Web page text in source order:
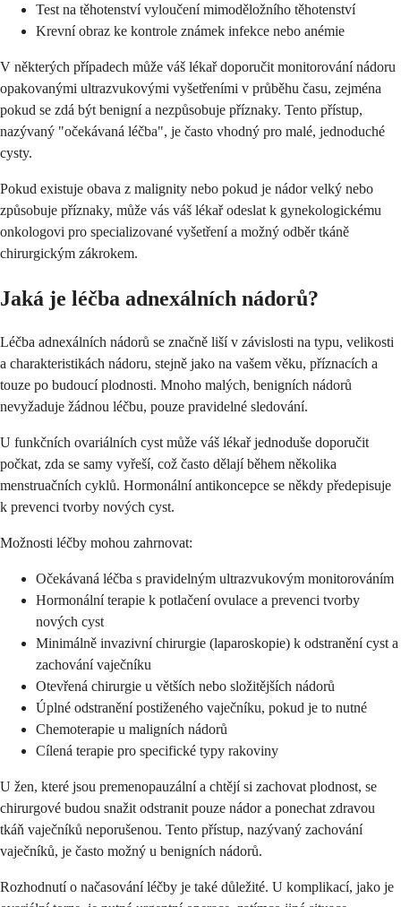
Test na těhotenství vyloučení mimoděložního těhotenství
Krevní obraz ke kontrole známek infekce nebo anémie
V některých případech může váš lékař doporučit monitorování nádoru
opakovanými ultrazvukovými vyšetřeními v průběhu času, zejména
pokud se zdá být benigní a nezpůsobuje příznaky. Tento přístup,
nazývaný "očekávaná léčba", je často vhodný pro malé, jednoduché
cysty.
Pokud existuje obava z malignity nebo pokud je nádor velký nebo
způsobuje příznaky, může vás váš lékař odeslat k gynekologickému
onkologovi pro specializované vyšetření a možný odběr tkáně
chirurgickým zákrokem.
Jaká je léčba adnexálních nádorů?
Léčba adnexálních nádorů se značně liší v závislosti na typu, velikosti
a charakteristikách nádoru, stejně jako na vašem věku, příznacích a
touze po budoucí plodnosti. Mnoho malých, benigních nádorů
nevyžaduje žádnou léčbu, pouze pravidelné sledování.
U funkčních ovariálních cyst může váš lékař jednoduše doporučit
počkat, zda se samy vyřeší, což často dělají během několika
menstruačních cyklů. Hormonální antikoncepce se někdy předepisuje
k prevenci tvorby nových cyst.
Možnosti léčby mohou zahrnovat:
Očekávaná léčba s pravidelným ultrazvukovým monitorováním
Hormonální terapie k potlačení ovulace a prevenci tvorby
nových cyst
Minimálně invazivní chirurgie (laparoskopie) k odstranění cyst a
zachování vaječníku
Otevřená chirurgie u větších nebo složitějších nádorů
Úplné odstranění postiženého vaječníku, pokud je to nutné
Chemoterapie u maligních nádorů
Cílená terapie pro specifické typy rakoviny
U žen, které jsou premenopauzální a chtějí si zachovat plodnost, se
chirurgové budou snažit odstranit pouze nádor a ponechat zdravou
tkáň vaječníků neporušenou. Tento přístup, nazývaný zachování
vaječníků, je často možný u benigních nádorů.
Rozhodnutí o načasování léčby je také důležité. U komplikací, jako je